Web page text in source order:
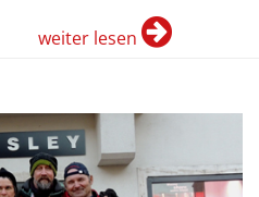
weiter lesen